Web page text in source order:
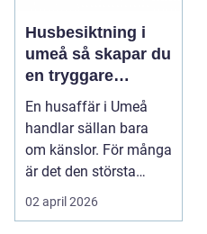
Husbesiktning i
umeå så skapar du
en tryggare
bostadsaffär
En husaffär i Umeå
handlar sällan bara
om känslor. För många
är det den största
ekonomiska affären i...
02 april 2026